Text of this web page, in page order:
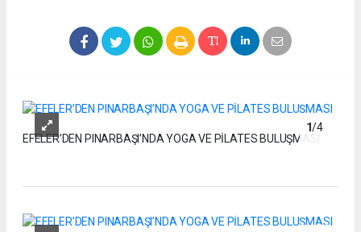
1/4
EFELER’DEN PINARBAŞI’NDA YOGA VE PİLATES BULUŞMASI